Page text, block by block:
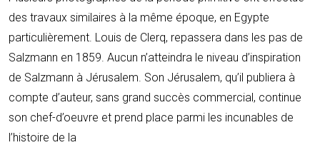
des travaux similaires à la même époque, en Egypte
particulièrement. Louis de Clerq, repassera dans les pas de
Salzmann en 1859. Aucun n’atteindra le niveau d’inspiration
de Salzmann à Jérusalem. Son Jérusalem, qu’il publiera à
compte d’auteur, sans grand succès commercial, continue
son chef-d’oeuvre et prend place parmi les incunables de
l’histoire de la